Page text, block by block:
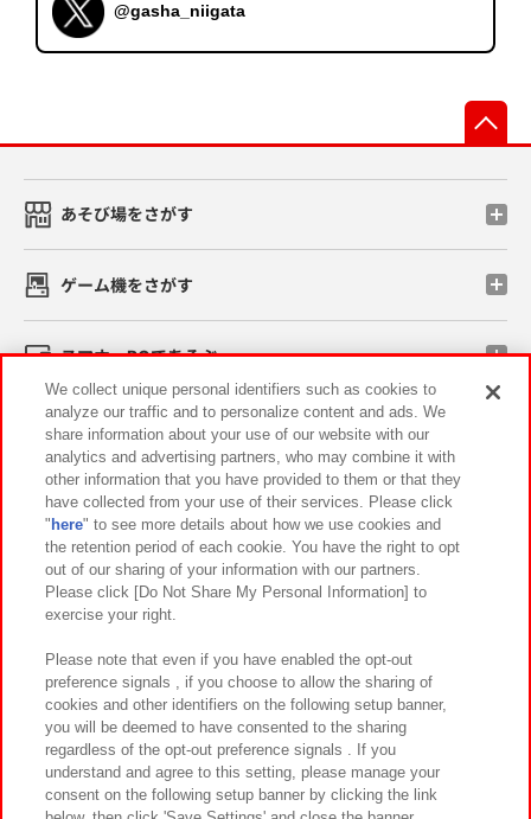
@gasha_niigata
あそび場をさがす
ゲーム機をさがす
スマホ・PCであそぶ
イベント・キャンペーン
関連会社 サステナビリティ サイトポリシー
プライバシーポリシー ウェブアクセシビリティ方針と検証結果
お取引先さまとともに
カスタマーハラスメント対応方針 よくあるご質問・お問い合わせ
We collect unique personal identifiers such as cookies to
analyze our traffic and to personalize content and ads. We
share information about your use of our website with our
analytics and advertising partners, who may combine it with
other information that you have provided to them or that they
have collected from your use of their services. Please click
" here" to see more details about how we use cookies and
the retention period of each cookie. You have the right to opt
out of our sharing of your information with our partners.
Please click [Do Not Share My Personal Information] to
exercise your right.
Please note that even if you have enabled the opt-out
preference signals , if you choose to allow the sharing of
cookies and other identifiers on the following setup banner,
you will be deemed to have consented to the sharing
regardless of the opt-out preference signals . If you
understand and agree to this setting, please manage your
consent on the following setup banner by clicking the link